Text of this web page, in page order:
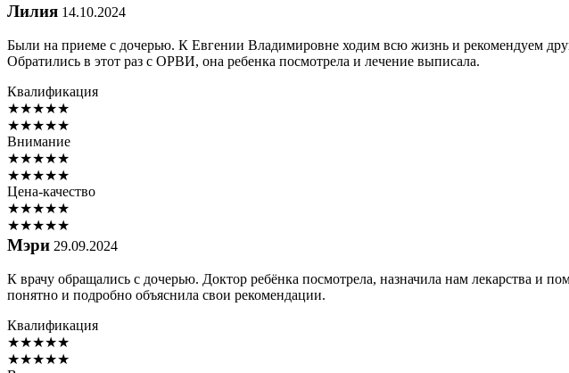
Лилия 14.10.2024
Были на приеме с дочерью. К Евгении Владимировне ходим всю жизнь и рекомендуем
Обратились в этот раз с ОРВИ, она ребенка посмотрела и лечение выписала.
Квалификация
★★★★★
★★★★★
Внимание
★★★★★
★★★★★
Цена-качество
★★★★★
★★★★★
Мэри 29.09.2024
К врачу обращались с дочерью. Доктор ребёнка посмотрела, назначила нам лекарства и
понятно и подробно объяснила свои рекомендации.
Квалификация
★★★★★
★★★★★